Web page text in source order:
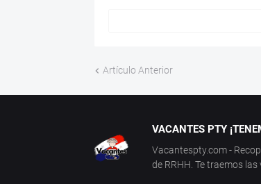
Artículo Anterior
VACANTES PTY
Vacantespty.com -
de RRHH. Te traemos